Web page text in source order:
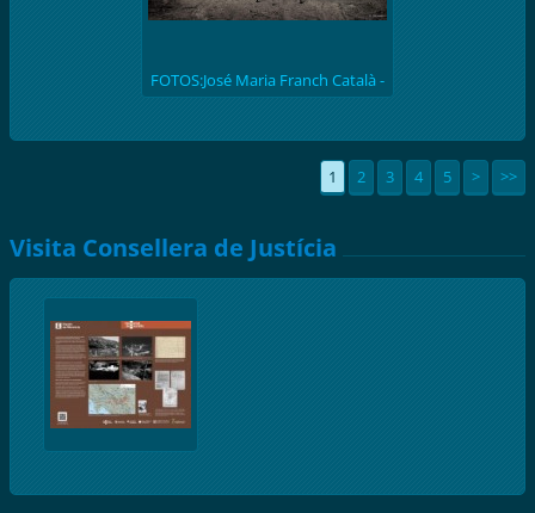
FOTOS:José Maria Franch Català -
1
2 3 4 5 > >>
Visita Consellera de Justícia